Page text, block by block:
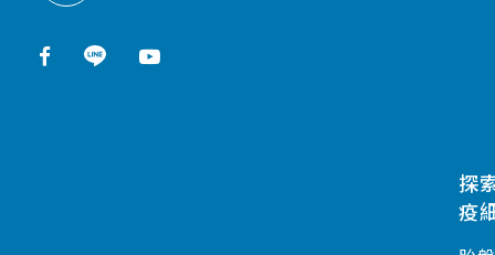
探
疫